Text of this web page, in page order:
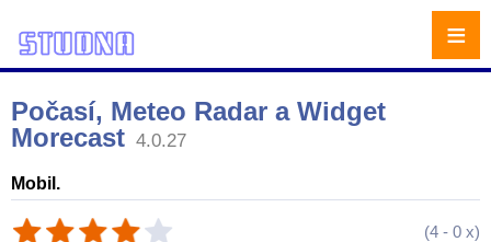
Počasí, Meteo Radar a Widget
Morecast 4.0.27
Mobil.
(4 - 0 x)
≡